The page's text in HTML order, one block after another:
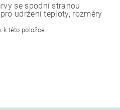
se spodní stranou
udržení teploty, rozměry
k této položce.